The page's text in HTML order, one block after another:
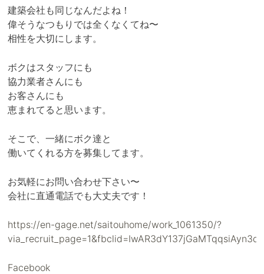
建築会社も同じなんだよね！
偉そうなつもりでは全くなくてね〜
相性を大切にします。
ボクはスタッフにも
協力業者さんにも
お客さんにも
恵まれてると思います。
そこで、一緒にボク達と
働いてくれる方を募集してます。
お気軽にお問い合わせ下さい〜
会社に直通電話でも大丈夫です！
https://en-gage.net/saitouhome/work_1061350/?
Facebook